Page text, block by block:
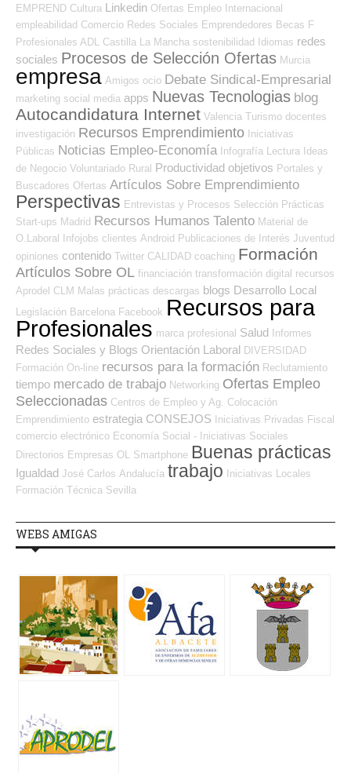
EMPREND Cultura Linkedin Ofertas Empleo Internacional
empleabilidad Comercio Redes Sociales Emprendedores Becas F
Profesionales ADL Castilla La Mancha sostenibilidad Idiomas redes
sociales Procesos de Selección Ofertas Murcia
empresa Amigos ocio Debate Sindical-Empresarial
marketing social media apps Nuevas Tecnologias blog
Autocandidatura Internet Valencia Turismo docentes
investigación Recursos Emprendimiento Iniciativas
Públicas Noticias Empleo-Economía Infografía Lectura Ideas
de Negocio Voluntariado Rural Productividad objetivos Portales y
Buscadores Ofertas Artículos Sobre Emprendimiento
Perspectivas Entrevistas y Procesos Selección Prácticas
Start-ups Madrid Recursos Humanos Talento Material de
O.Laboral
Infojobs clientes Android Publicaciones de Interés Juventud
opiniones contenido Twitter CALIDAD coaching Formación
Artículos Sobre OL financiación transformación digital recursos
Aprodel CLM Malas prácticas descargas blogs Desarrollo Local
Legislación Barcelona Facebook Recursos para
Profesionales marca profesional Salud Informes
Redes Sociales y Blogs Orientación Laboral DIVERSIDAD
Formación On-line recursos para la formación Reclutamiento
tiempo mercado de trabajo Networking Ofertas Empleo
Seleccionadas Centros de Empleo y Ag. Colocación
Emprendimiento estrategia CONSEJOS Iniciativas Privadas Fiscal
comercio electrónico Economía Social - Iniciativas Sociales
Directorios Empresas OL Smartphone Buenas prácticas
Igualdad José Carlos Andalucía trabajo
Iniciativas Locales
Formación Técnica Sevilla
WEBS AMIGAS